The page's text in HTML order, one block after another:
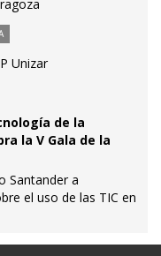
Unizar
de la
la V Gala de la
Santander a
el uso de las TIC en